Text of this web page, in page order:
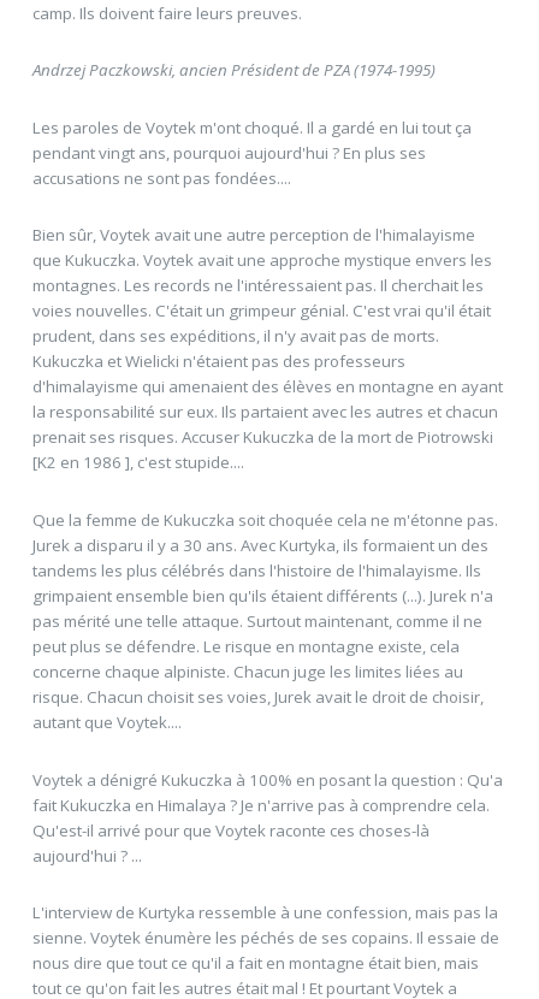
camp. Ils doivent faire leurs preuves.
Andrzej Paczkowski, ancien Président de PZA (1974-1995)
Les paroles de Voytek m'ont choqué. Il a gardé en lui tout ça
pendant vingt ans, pourquoi aujourd'hui ? En plus ses
accusations ne sont pas fondées....
Bien sûr, Voytek avait une autre perception de l'himalayisme
que Kukuczka. Voytek avait une approche mystique envers les
montagnes. Les records ne l'intéressaient pas. Il cherchait les
voies nouvelles. C'était un grimpeur génial. C'est vrai qu'il était
prudent, dans ses expéditions, il n'y avait pas de morts.
Kukuczka et Wielicki n'étaient pas des professeurs
d'himalayisme qui amenaient des élèves en montagne en ayant
la responsabilité sur eux. Ils partaient avec les autres et chacun
prenait ses risques. Accuser Kukuczka de la mort de Piotrowski
[K2 en 1986 ], c'est stupide....
Que la femme de Kukuczka soit choquée cela ne m'étonne pas.
Jurek a disparu il y a 30 ans. Avec Kurtyka, ils formaient un des
tandems les plus célébrés dans l'histoire de l'himalayisme. Ils
grimpaient ensemble bien qu'ils étaient différents (...). Jurek n'a
pas mérité une telle attaque. Surtout maintenant, comme il ne
peut plus se défendre. Le risque en montagne existe, cela
concerne chaque alpiniste. Chacun juge les limites liées au
risque. Chacun choisit ses voies, Jurek avait le droit de choisir,
autant que Voytek....
Voytek a dénigré Kukuczka à 100% en posant la question : Qu'a
fait Kukuczka en Himalaya ? Je n'arrive pas à comprendre cela.
Qu'est-il arrivé pour que Voytek raconte ces choses-là
aujourd'hui ? ...
L'interview de Kurtyka ressemble à une confession, mais pas la
sienne. Voytek énumère les péchés de ses copains. Il essaie de
nous dire que tout ce qu'il a fait en montagne était bien, mais
tout ce qu'on fait les autres était mal ! Et pourtant Voytek a